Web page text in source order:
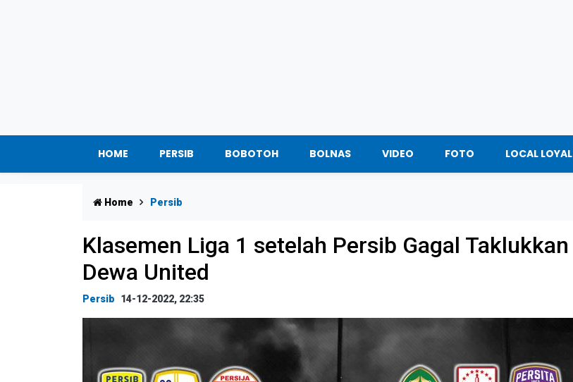
HOME PERSIB BOBOTOH BOLNAS VIDEO FOTO LOCAL LOYAL
Home Persib
Klasemen Liga 1 setelah Persib Gagal Taklukkan
Dewa United
Persib 14-12-2022, 22:35